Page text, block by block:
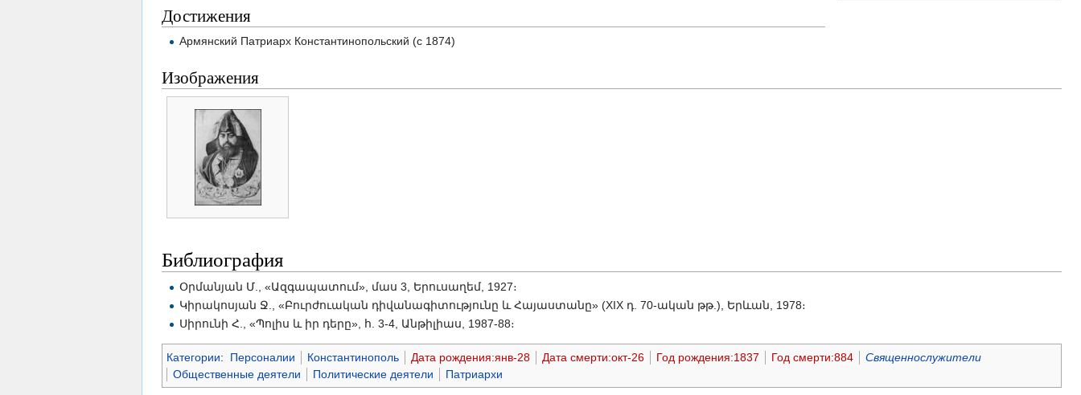
Достижения
Армянский Патриарх Константинопольский (с 1874)
Изображения
Библиография
Օրմանյան Մ., «Ազգապատում», մաս 3, Երուսաղեմ, 1927։
Կիրակոսյան Ջ., «Բուրժուական դիվանագիտությունը և Հայաստանը» (XIX դ. 70-ական թթ.), Երևան, 1978։
Սիրունի Հ., «Պոլիս և իր դերը», հ. 3-4, Անթիլիաս, 1987-88։
Категории: Персоналии Константинополь Дата рождения:янв-28 Дата смерти:окт-26 Год рождения:1837 Год смерти:884
Священнослужители
Общественные деятели
Политические деятели Патриархи